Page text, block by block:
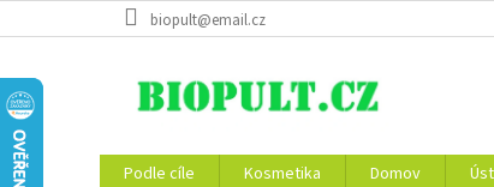
na
biopult@email.cz
Podle cíle Kosmetika Domov